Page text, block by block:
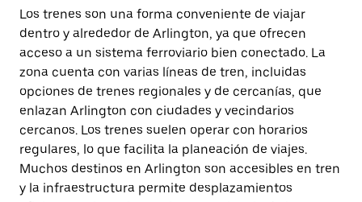
Los trenes son una forma conveniente de viajar
dentro y alrededor de Arlington, ya que ofrecen
acceso a un sistema ferroviario bien conectado. La
zona cuenta con varias líneas de tren, incluidas
opciones de trenes regionales y de cercanías, que
enlazan Arlington con ciudades y vecindarios
cercanos. Los trenes suelen operar con horarios
regulares, lo que facilita la planeación de viajes.
Muchos destinos en Arlington son accesibles en tren
y la infraestructura permite desplazamientos